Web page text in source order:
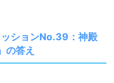
ションNo.39：神殿
の答え